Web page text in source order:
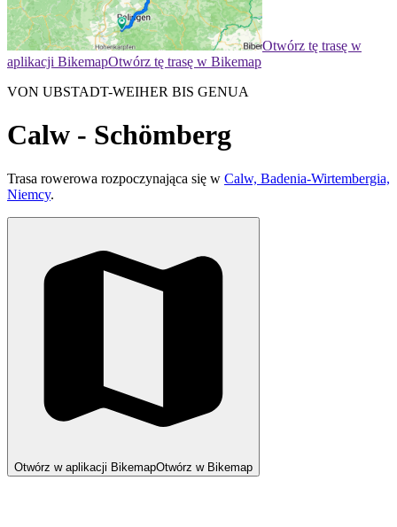
Otwórz tę trasę w
aplikacji BikemapOtwórz tę trasę w Bikemap
VON UBSTADT-WEIHER BIS GENUA
Calw - Schömberg
Trasa rowerowa rozpoczynająca się w Calw, Badenia-Wirtembergia,
Niemcy.
Otwórz w aplikacji BikemapOtwórz w Bikemap